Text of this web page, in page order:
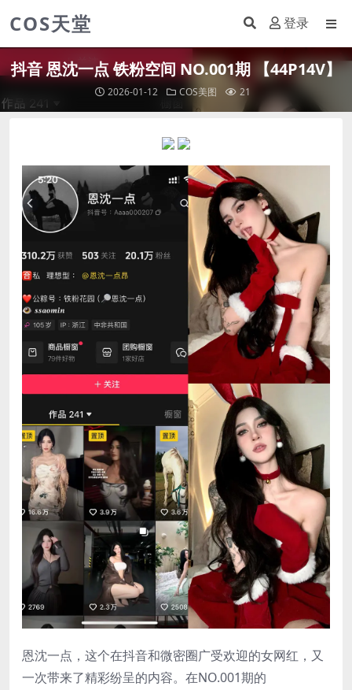
COS天堂 登录
抖音 恩沈一点 铁粉空间 NO.001期 【44P14V】
2026-01-12 COS美图 21
恩沈一点 ，这个在抖音和微密圈广受欢迎的女网红，又
一次带来了精彩纷呈的内容。在NO.001期的